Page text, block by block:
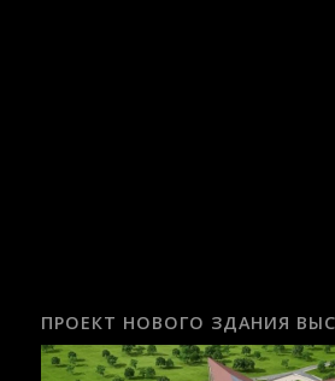
ПРОЕКТ НОВОГО ЗДАНИЯ